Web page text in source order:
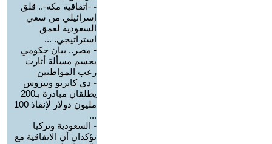
- -اتفاقية مكة-.. قلق
إسرائيلي من سعي
السعودية لعمق
استراتيجي. ...
- مصر.. بيان حكومي
يحسم مسألة أثارت
رعب المواطنين
- دي كابريو وبيزوس
يطلقان مبادرة بـ200
مليون دولار لإنقاذ 100
...
- السعودية وتركيا
تؤكدان أن الاتفاقية مع